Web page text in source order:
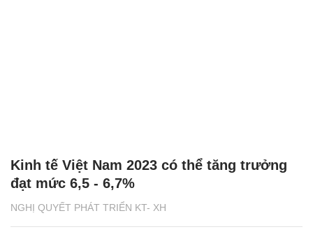
NGHỊ QUYẾT PHÁT TRIỂN KT- XH
Kinh tế Việt Nam 2023 có thể tăng trưởng
đạt mức 6,5 - 6,7%